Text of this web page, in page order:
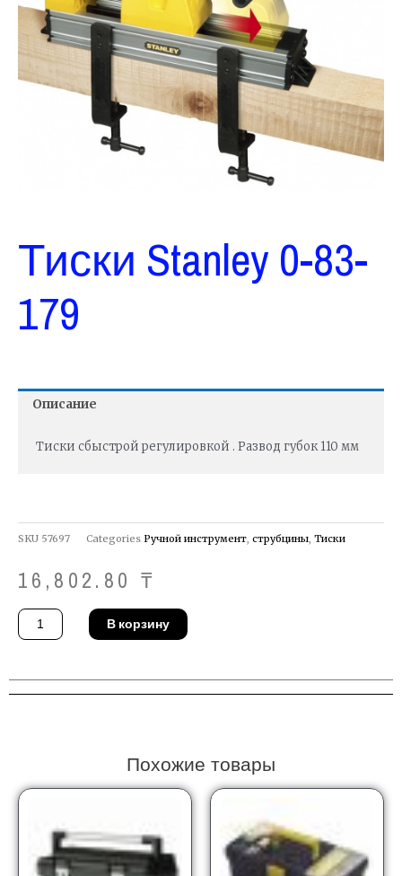
Тиски Stanley 0-83-
179
Описание
Тиски сбыстрой регулировкой . Развод губок 110 мм
SKU 57697 Categories Ручной инструмент струбцины Тиски
16,802.80 ₸
Количество
товара
Тиски
179
В корзину
Похожие товары